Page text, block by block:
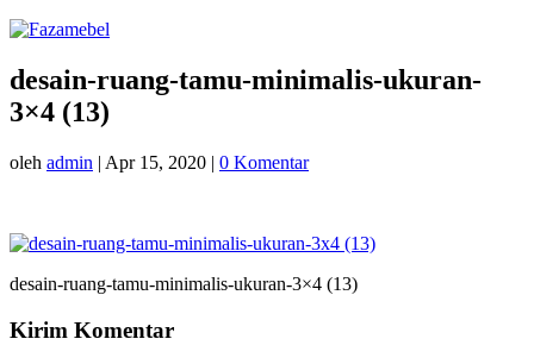
desain-ruang-tamu-minimalis-ukuran-
3×4 (13)
oleh admin | Apr 15, 2020 | 0 Komentar
desain-ruang-tamu-minimalis-ukuran-3×4 (13)
Kirim Komentar